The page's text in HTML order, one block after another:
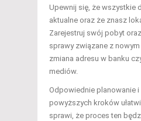
Upewnij się, że wszystkie
aktualne oraz że znasz
Zarejestruj swój pobyt
sprawy związane z
zmiana adresu w banku
mediów.
Odpowiednie planowanie
powyższych kroków
sprawi, że proces ten